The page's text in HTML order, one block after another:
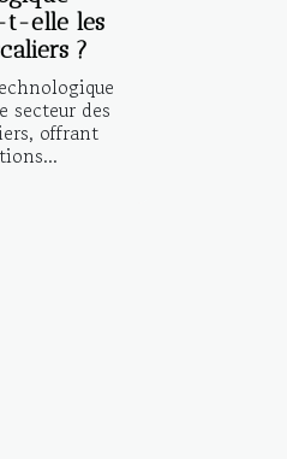
t-elle les
?
secteur des
offrant